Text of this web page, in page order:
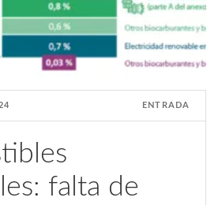
ENTRADA
falta de